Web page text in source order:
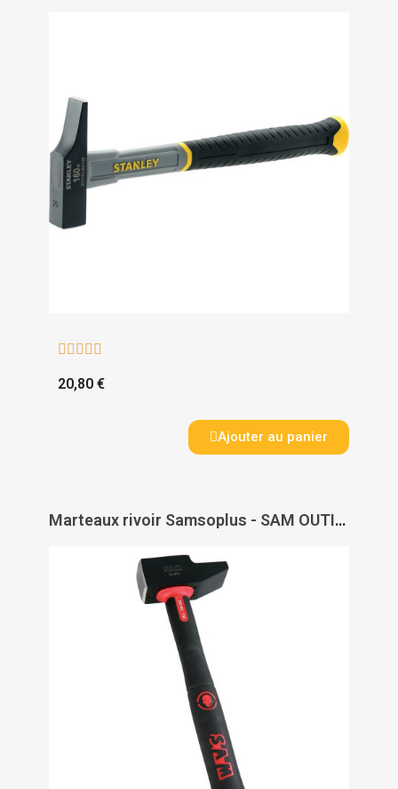
    
20,80 €
Ajouter au panier
Marteaux rivoir Samsoplus - SAM OUTILLAGE